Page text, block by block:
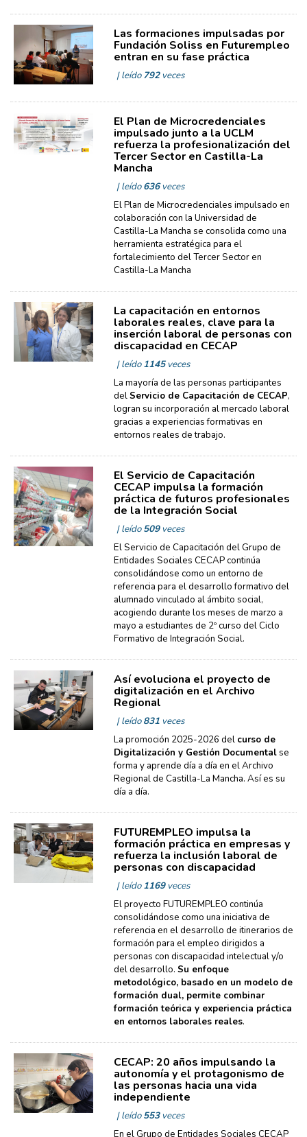
Las formaciones impulsadas por
Fundación Soliss en Futurempleo
entran en su fase práctica
| leído792veces
El Plan de Microcredenciales
impulsado junto a la UCLM
refuerza la profesionalización del
Tercer Sector en Castilla-La
Mancha
| leído636veces
El Plan de Microcredenciales impulsado en
colaboración con la Universidad de
Castilla-La Mancha se consolida como una
herramienta estratégica para el
fortalecimiento del Tercer Sector en
Castilla-La Mancha
La capacitación en entornos
laborales reales, clave para la
inserción laboral de personas con
discapacidad en CECAP
| leído1145veces
La mayoría de las personas participantes
delServicio de Capacitación de CECAP,
logran su incorporación al mercado laboral
gracias a experiencias formativas en
entornos reales de trabajo.
El Servicio de Capacitación
CECAP impulsa la formación
práctica de futuros profesionales
de la Integración Social
| leído509veces
El Servicio de Capacitación del Grupo de
Entidades Sociales CECAP continúa
consolidándose como un entorno de
referencia para el desarrollo formativo del
alumnado vinculado al ámbito social,
acogiendo durante los meses de marzo a
mayo a estudiantes de 2º curso del Ciclo
Formativo de Integración Social.
Así evoluciona el proyecto de
digitalización en el Archivo
Regional
| leído831veces
La promoción 2025-2026 del curso de
Digitalización y Gestión Documentalse
forma y aprende día a día en el Archivo
Regional de Castilla-La Mancha. Así es su
día a día.
FUTUREMPLEO impulsa la
formación práctica en empresas y
refuerza la inclusión laboral de
personas con discapacidad
| leído1169veces
El proyecto FUTUREMPLEO continúa
consolidándose como una iniciativa de
referencia en el desarrollo de itinerarios de
formación para el empleo dirigidos a
personas con discapacidad intelectual y/o
del desarrollo. Su enfoque
metodológico, basado en un modelo de
formación dual, permite combinar
formación teórica y experiencia práctica
en entornos laborales reales.
CECAP: 20 años impulsando la
autonomía y el protagonismo de
las personas hacia una vida
independiente
| leído553veces
En el Grupo de Entidades Sociales CECAP